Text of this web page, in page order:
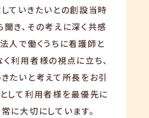
ていきたいとの創設当時
き、その考えに深く共感
人で働くうちに看護師と
利用者様の視点に立ち、
たいと考えて所長をお引
して利用者様を最優先に
に大切にしています。